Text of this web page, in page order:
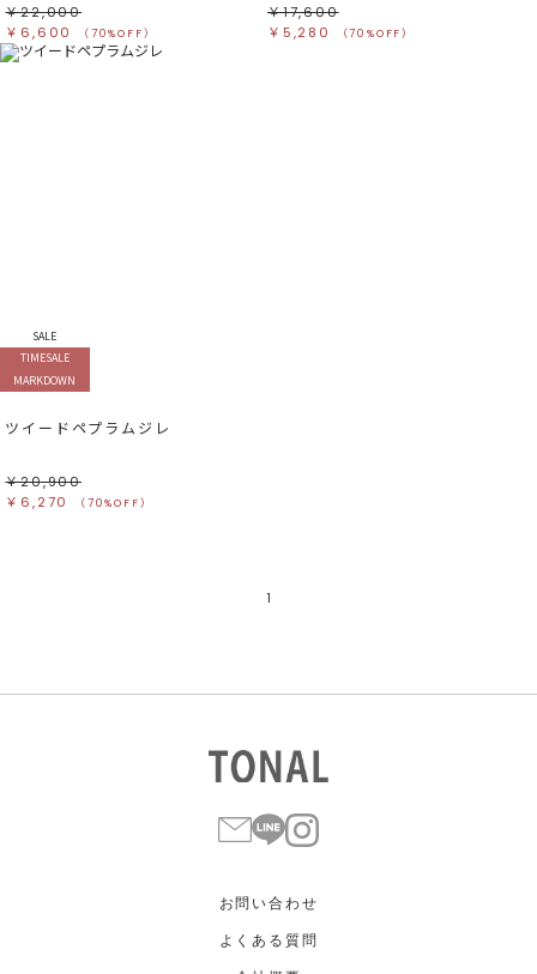
￥22,000
￥6,600
（70%OFF）
￥17,600
￥5,280
（70%OFF）
SALE
TIMESALE
MARKDOWN
ツイードペプラムジレ
￥20,900
￥6,270
（70%OFF）
1
お問い合わせ
よくある質問